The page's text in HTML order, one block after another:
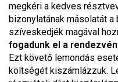
megkéri a kedves
bizonylatának másolatát
szíveskedjék magával
fogadunk el a
Ezt követő lemondás
költségét kiszámlázzuk.